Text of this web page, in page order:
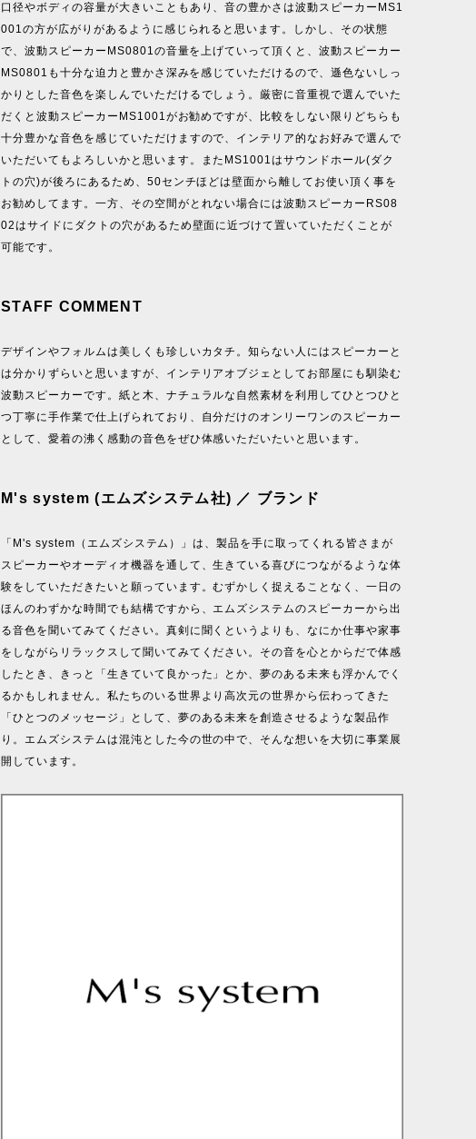
口径やボディの容量が大きいこともあり、音の豊かさは波動スピーカーMS1
001の方が広がりがあるように感じられると思います。しかし、その状態
で、波動スピーカーMS0801の音量を上げていって頂くと、波動スピーカー
MS0801も十分な迫力と豊かさ深みを感じていただけるので、遜色ないしっ
かりとした音色を楽しんでいただけるでしょう。厳密に音重視で選んでいた
だくと波動スピーカーMS1001がお勧めですが、比較をしない限りどちらも
十分豊かな音色を感じていただけますので、インテリア的なお好みで選んで
いただいてもよろしいかと思います。またMS1001はサウンドホール(ダク
トの穴)が後ろにあるため、50センチほどは壁面から離してお使い頂く事を
お勧めしてます。一方、その空間がとれない場合には波動スピーカーRS08
02はサイドにダクトの穴があるため壁面に近づけて置いていただくことが
可能です。
STAFF COMMENT
デザインやフォルムは美しくも珍しいカタチ。知らない人にはスピーカーと
は分かりずらいと思いますが、インテリアオブジェとしてお部屋にも馴染む
波動スピーカーです。紙と木、ナチュラルな自然素材を利用してひとつひと
つ丁寧に手作業で仕上げられており、自分だけのオンリーワンのスピーカー
として、愛着の沸く感動の音色をぜひ体感いただいたいと思います。
M's system (エムズシステム社) ／ ブランド
「M's system（エムズシステム）」は、製品を手に取ってくれる皆さまが
スピーカーやオーディオ機器を通して、生きている喜びにつながるような体
験をしていただきたいと願っています。むずかしく捉えることなく、一日の
ほんのわずかな時間でも結構ですから、エムズシステムのスピーカーから出
る音色を聞いてみてください。真剣に聞くというよりも、なにか仕事や家事
をしながらリラックスして聞いてみてください。その音を心とからだで体感
したとき、きっと「生きていて良かった」とか、夢のある未来も浮かんでく
るかもしれません。私たちのいる世界より高次元の世界から伝わってきた
「ひとつのメッセージ」として、夢のある未来を創造させるような製品作
り。エムズシステムは混沌とした今の世の中で、そんな想いを大切に事業展
開しています。